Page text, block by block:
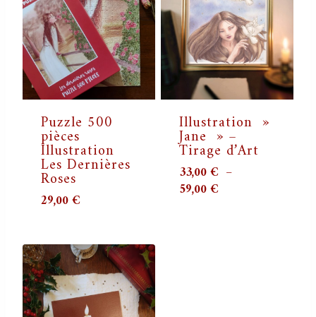
Puzzle 500
pièces
Illustration
Les Dernières
Roses
29,00€
Illustration »
Jane » –
Tirage d’Art
33,00€ –
59,00€